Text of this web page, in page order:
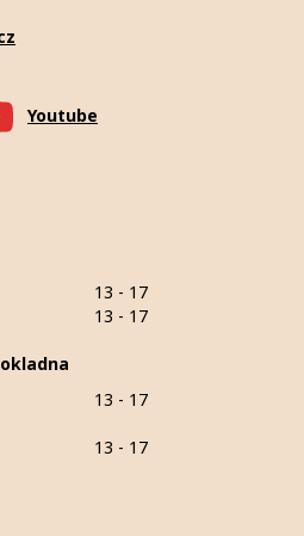
Youtube
13 - 17
13 - 17
13 - 17
13 - 17